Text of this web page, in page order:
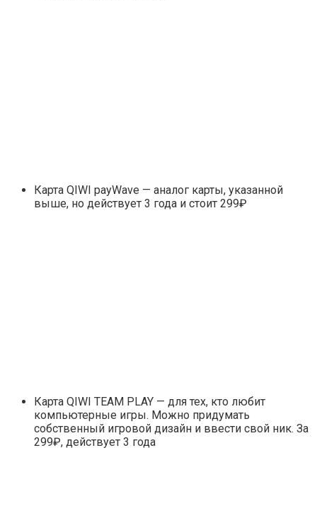
Карта QIWI payWave — аналог карты, указанной
выше, но действует 3 года и стоит 299₽
Карта QIWI TEAM PLAY — для тех, кто любит
компьютерные игры. Можно придумать
собственный игровой дизайн и ввести свой ник. За
299₽, действует 3 года